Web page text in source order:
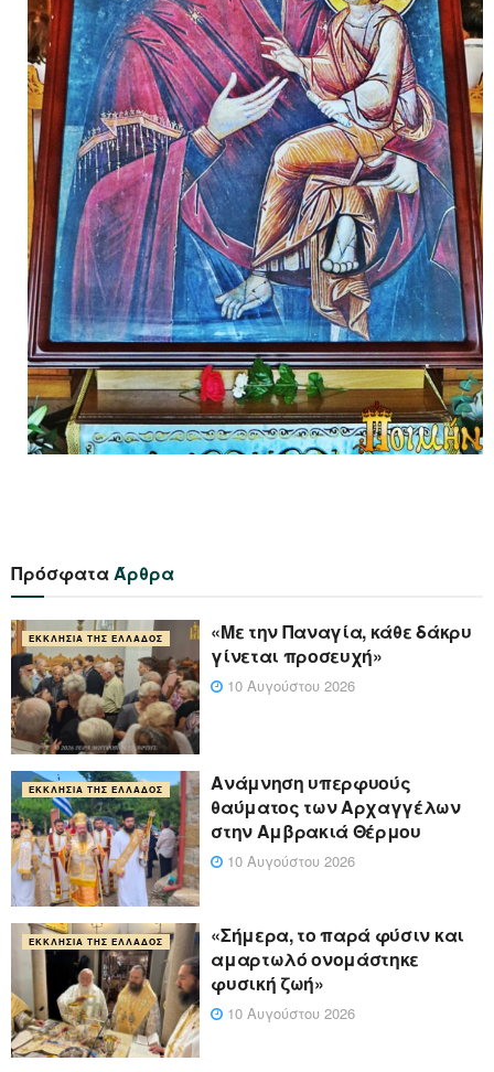
ΠρόσφαταΆρθρα
ΕΚΚΛΗΣΊΑ ΤΗΣ ΕΛΛΆΔΟΣ
«Με την Παναγία, κάθε δάκρυ
γίνεται προσευχή»
10 Αυγούστου 2026
ΕΚΚΛΗΣΊΑ ΤΗΣ ΕΛΛΆΔΟΣ
Ανάμνηση υπερφυούς
θαύματος των Αρχαγγέλων
στην Αμβρακιά Θέρμου
10 Αυγούστου 2026
ΕΚΚΛΗΣΊΑ ΤΗΣ ΕΛΛΆΔΟΣ
«Σήμερα, το παρά φύσιν και
αμαρτωλό ονομάστηκε
φυσική ζωή»
10 Αυγούστου 2026